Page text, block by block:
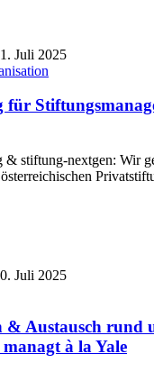
Juli 2025
für
& stiftung-nextgen: Wir
Juli 2025
& Austausch rund
à la Yale